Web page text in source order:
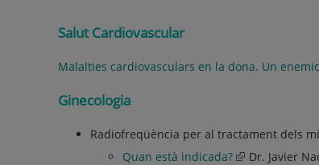
Salut Cardiovascular
Malalties cardiovasculars en la dona. Un
Ginecologia
Radiofreqüència per al tractament dels
Quan està indicada?
Dr. Javier